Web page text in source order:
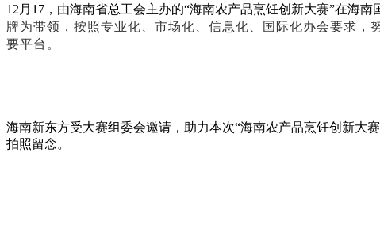
12月17，由海南省总工会主办的“海南农产品烹饪创新大赛”在海南
牌为带领，按照专业化、市场化、信息化、国际化办会要求
要平台。
海南新东方受大赛组委会邀请，助力本次“海南农产品烹饪创新大
拍照留念。